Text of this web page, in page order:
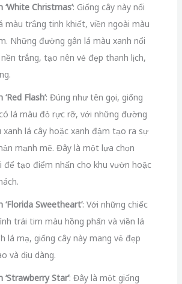
‘White Christmas’: Giống cây này nổi
màu trắng tinh khiết, viền ngoài màu
Những đường gân lá màu xanh nổi
trắng, tạo nên vẻ đẹp thanh lịch,
Flash’: Đúng như tên gọi, giống
lá màu đỏ rực rỡ, với những đường
xanh lá cây hoặc xanh đậm tạo ra sự
mạnh mẽ. Đây là một lựa chọn
để tạo điểm nhấn cho khu vườn hoặc
‘Florida Sweetheart’: Với những chiếc
trái tim màu hồng phấn và viền lá
lá mạ, giống cây này mang vẻ đẹp
và dịu dàng.
‘Strawberry Star’: Đây là một giống